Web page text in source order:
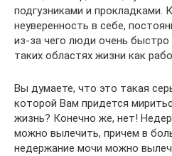
подгузниками и прокладками.
неуверенность в себе,
из-за чего люди очень быстро
таких областях жизни как
Вы думаете, что это такая
которой Вам придется
жизнь? Конечно же, нет!
можно вылечить, причем в
недержание мочи можно